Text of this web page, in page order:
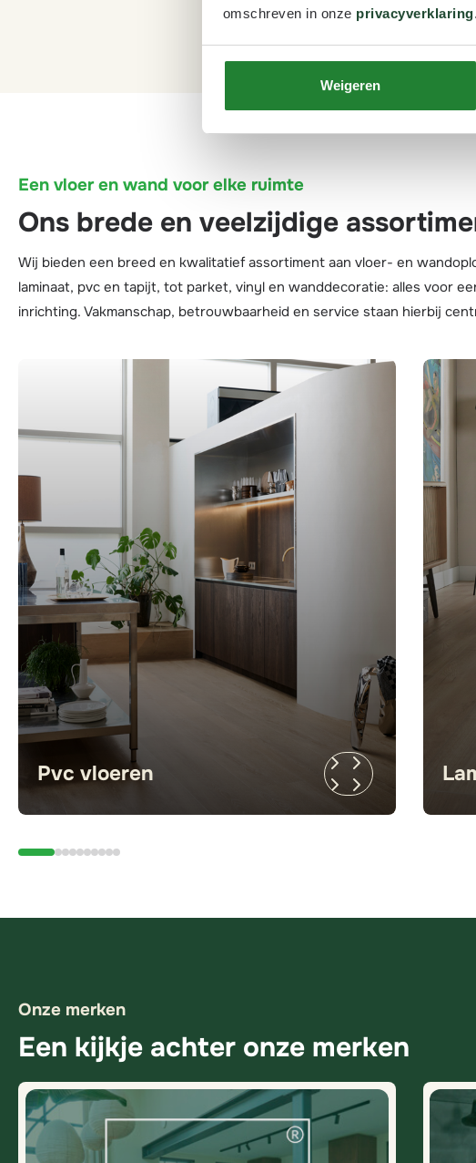
omschreven in onze privacyverklaring.
Weigeren
Een vloer en wand voor elke ruimte
Ons brede en veelzijdige
Wij bieden een breed en kwalitatief assortiment aan vloer- en
laminaat, pvc en tapijt, tot parket, vinyl en wanddecoratie: alles voor
inrichting. Vakmanschap, betrouwbaarheid en service staan hierbij
Pvc vloeren
Onze merken
Een kijkje achter onze merken